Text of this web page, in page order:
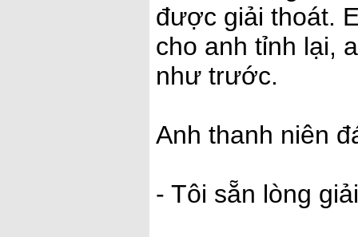
được giải thoát.
cho anh tỉnh lại,
như trước.
Anh thanh niên
- Tôi sẵn lòng